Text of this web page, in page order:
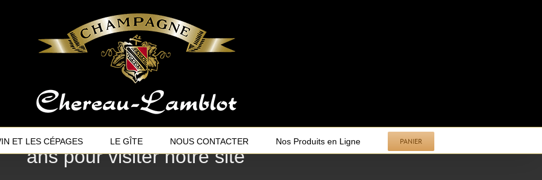
ET LES CÉPAGES LE GÎTE NOUS CONTACTER Nos Produits en Ligne PANIER
Vous devez avoir au moins 18
ans pour visiter notre site